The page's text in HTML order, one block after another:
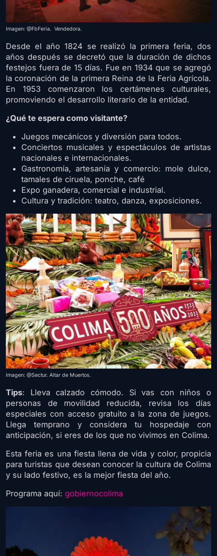
Imagen: @FbFeria. Vendedora.
Desde el año 1824 se realizó la primera feria, dos
años después se decretó que la duración de dichos
festejos fuera de 15 días. Fue en 1934 que se agregó
la coronación de la primera Reina de la Feria Agrícola.
En 1953 comenzaron los certámenes culturales,
promoviendo el desarrollo literario de la entidad.
¿Qué te espera como visitante?
Juegos mecánicos y diversión para todos.
Conciertos musicales y espectáculos de artistas
nacionales e internacionales.
Gastronomía, artesanía y comercio: mole dulce,
tamales de ciruela, ponche, café
Expo ganadera, comercial e industrial.
Cultura y tradición: teatro, danza, exposiciones.
Imagen: @Sectur. Altar de Muertos.
Tips: Lleva calzado cómodo. Si vas con niños o
personas de movilidad reducida, revisa los días
especiales con acceso gratuito a la zona de juegos.
Llega temprano y considera tu hospedaje con
anticipación, si eres de los que no vivimos en Colima.
Esta feria es una fiesta llena de vida y color, propicia
para turistas que desean conocer la cultura de Colima
y su lado festivo, es la mejor fiesta del año.
Programa aquí: gobiernocolima